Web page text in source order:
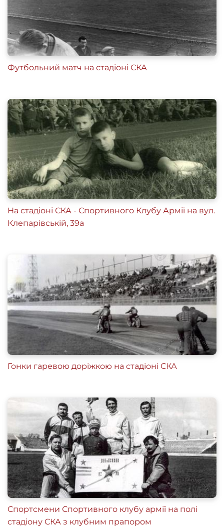
Футбольний матч на стадіоні СКА
На стадіоні СКА - Спортивного Клубу Армії на вул.
Клепарівській, 39а
Гонки гаревою доріжкою на стадіоні СКА
Спортсмени Спортивного клубу армії на полі
стадіону СКА з клубним прапором